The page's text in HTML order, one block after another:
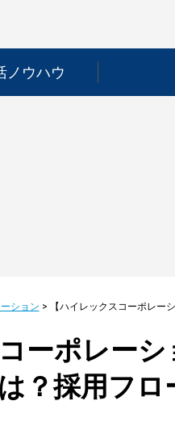
ノウハウ
ション >
ーポレー
？採用フロ